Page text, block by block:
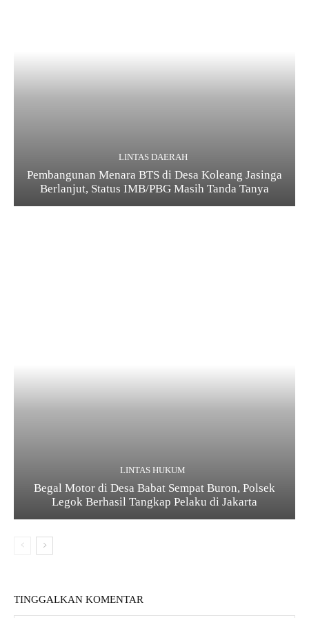
LINTAS DAERAH
Pembangunan Menara BTS di Desa Koleang Jasinga
Berlanjut, Status IMB/PBG Masih Tanda Tanya
LINTAS HUKUM
Begal Motor di Desa Babat Sempat Buron, Polsek
Legok Berhasil Tangkap Pelaku di Jakarta
TINGGALKAN KOMENTAR